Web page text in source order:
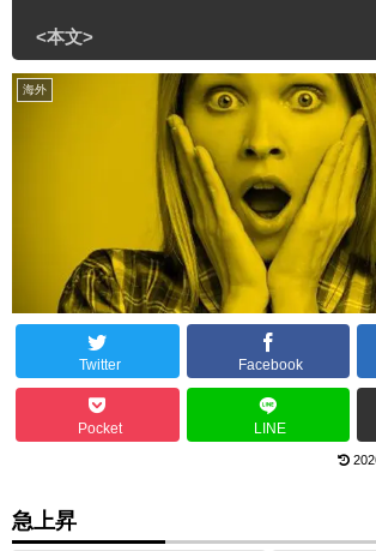
海外
Twitter Facebook
Pocket LINE
急上昇